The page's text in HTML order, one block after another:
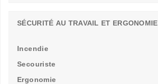
SÉCURITÉ AU TRAVAIL ET ERGONOMIE
Incendie
Secouriste
Ergonomie